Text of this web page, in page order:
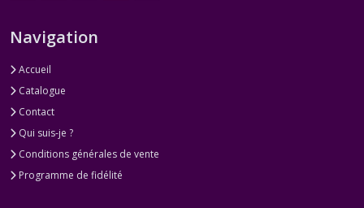
Navigation
Accueil
Catalogue
Contact
Qui suis-je ?
Conditions générales de vente
Programme de fidélité